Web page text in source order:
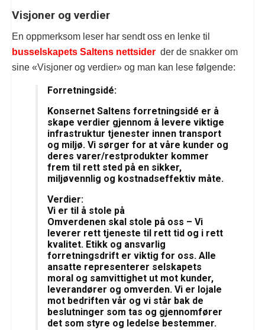
Visjoner og verdier
En oppmerksom leser har sendt oss en lenke til
busselskapets Saltens nettsider der de snakker om
sine «Visjoner og verdier» og man kan lese følgende:
Forretningsidé:
Konsernet Saltens forretningsidé er å
skape verdier gjennom å levere viktige
infrastruktur tjenester innen transport
og miljø. Vi sørger for at våre kunder og
deres varer/restprodukter kommer
frem til rett sted på en sikker,
miljøvennlig og kostnadseffektiv måte.
Verdier:
Vi er til å stole på
Omverdenen skal stole på oss – Vi
leverer rett tjeneste til rett tid og i rett
kvalitet. Etikk og ansvarlig
forretningsdrift er viktig for oss. Alle
ansatte representerer selskapets
moral og samvittighet ut mot kunder,
leverandører og omverden. Vi er lojale
mot bedriften vår og vi står bak de
beslutninger som tas og gjennomfører
det som styre og ledelse bestemmer.